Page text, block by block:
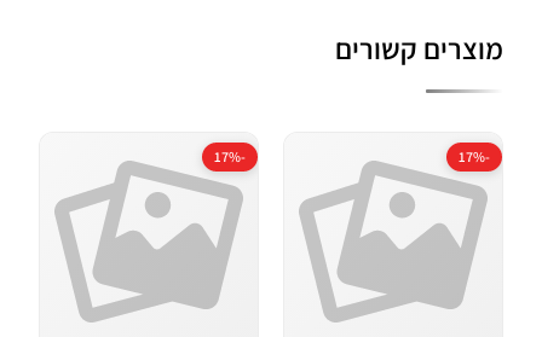
מוצרים קשורים
-17%
-17%